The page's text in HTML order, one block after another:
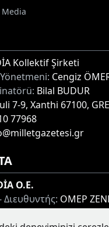
Kollektif Şirketi
Cengiz
Bilal BUDUR
7-9, Xanthi 67100,
77968
O.E.
ΟΜΕΡ